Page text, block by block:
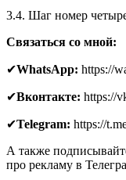
3.4. Шаг номер
Связаться со мной:
✔WhatsApp: https://
✔Вконтакте: https://
✔Telegram: https://
А также
про рекламу в